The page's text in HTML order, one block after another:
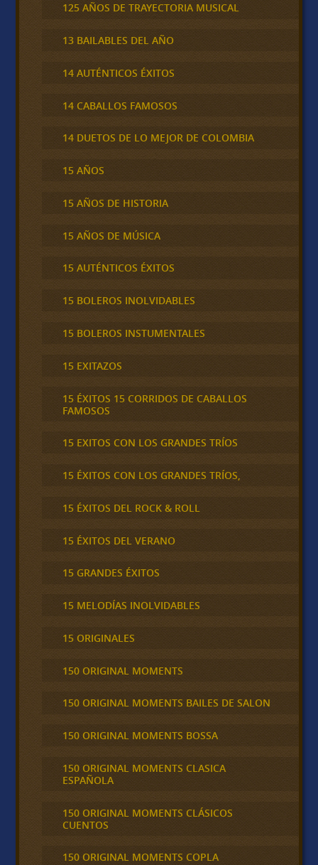
125 AÑOS DE TRAYECTORIA MUSICAL
13 BAILABLES DEL AÑO
14 AUTÉNTICOS ÉXITOS
14 CABALLOS FAMOSOS
14 DUETOS DE LO MEJOR DE COLOMBIA
15 AÑOS
15 AÑOS DE HISTORIA
15 AÑOS DE MÚSICA
15 AUTÉNTICOS ÉXITOS
15 BOLEROS INOLVIDABLES
15 BOLEROS INSTUMENTALES
15 EXITAZOS
15 ÉXITOS 15 CORRIDOS DE CABALLOS
FAMOSOS
15 EXITOS CON LOS GRANDES TRÍOS
15 ÉXITOS CON LOS GRANDES TRÍOS,
15 ÉXITOS DEL ROCK & ROLL
15 ÉXITOS DEL VERANO
15 GRANDES ÉXITOS
15 MELODÍAS INOLVIDABLES
15 ORIGINALES
150 ORIGINAL MOMENTS
150 ORIGINAL MOMENTS BAILES DE SALON
150 ORIGINAL MOMENTS BOSSA
150 ORIGINAL MOMENTS CLASICA
ESPAÑOLA
150 ORIGINAL MOMENTS CLÁSICOS
CUENTOS
150 ORIGINAL MOMENTS COPLA